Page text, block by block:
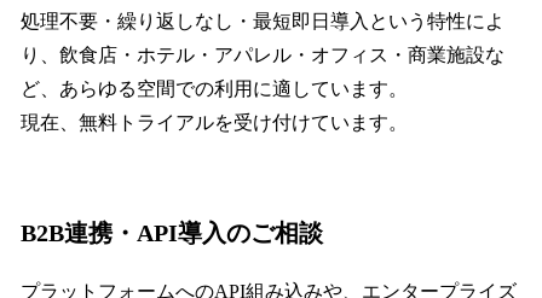
処理不要・繰り返しなし・最短即日導入という特性によ
り、飲食店・ホテル・アパレル・オフィス・商業施設な
ど、あらゆる空間での利用に適しています。
現在、無料トライアルを受け付けています。
B2B連携・API導入のご相談
プラットフォームへのAPI組み込みや、エンタープライズ